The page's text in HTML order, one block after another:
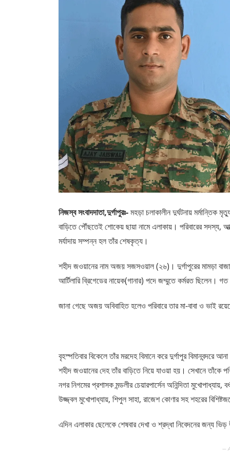
নিজস্ব সংবাদদাতা,দুর্গাপুরঃ-মহড়া চলাকালীন দুর্ঘটনায় মর্মান্তিক
বাড়িতে পৌঁছতেই শোকেয় ছায়া নামে এলাকায়। পরিবারের সদস্য,
মর্যাদায় সম্পন্ন হল তাঁর শেষকৃত্য।
শহীদ জওয়ানের নাম অজয় সজসওয়াল (২৬)। দুর্গাপুরের মামড়া
আর্টিলারি ব্রিগেডের নায়েক(গানার) পদে জম্মুতে কর্মরত ছিলেন।
জানা গেছে অজয় অবিবাহিত হলেও পরিবারে তার মা-বাবা ও ভাই
বৃহস্পতিবার বিকেলে তাঁর মরদেহ বিমানে করে দুর্গাপুর বিমানবন্দরে
শহীদ জওয়ানের দেহ তাঁর বাড়িতে নিয়ে যাওয়া হয়। সেখানে তাঁকে
নগর নিগমের প্রশাসক মন্ডলীর চেয়ারপার্সেন অনিন্দিতা
উজ্জ্বল মুখোপাধ্যায়, শিপুল সাহা, রাজেশ কোণার সহ শহরের
এদিন এলাকার ছেলেকে শেষবার দেখা ও শ্রদ্ধা নিবেদনের জন্য
—